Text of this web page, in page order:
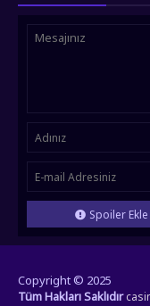
Spoiler Ekle
Copyright © 2025
Tüm Hakları Saklıdır